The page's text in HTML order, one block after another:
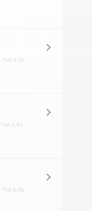
TVA 5,5%
TVA 5,5%
TVA 5,5%